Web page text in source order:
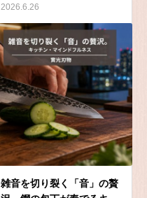
2026.6.26
雑音を切り裂く「音」の贅